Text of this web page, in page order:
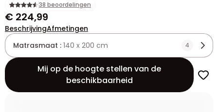
38 beoordelingen
€ 224,99
BeschrijvingAfmetingen
Matrasmaat : 140 x 200 cm 4
Mij op de hoogte stellen van de
beschikbaarheid